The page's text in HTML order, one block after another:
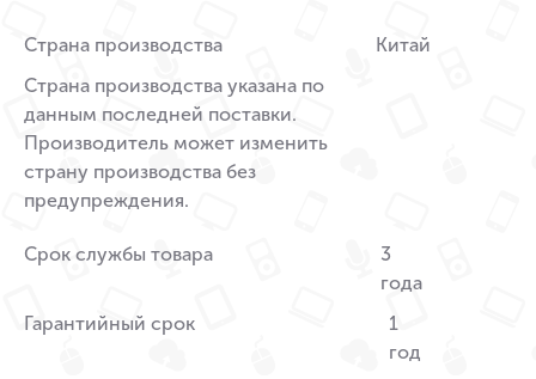
Страна производства
Страна производства указана по
данным последней поставки.
Производитель может изменить
страну производства без
предупреждения.
Китай
Срок службы товара
3
года
Гарантийный срок
1
год